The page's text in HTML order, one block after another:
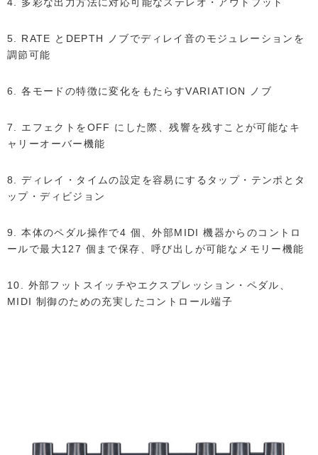
5. RATE とDEPTH ノブでディレイ音のモジュレーションを
調節可能
6. 各モードの特徴に変化をもたらすVARIATION ノブ
7. エフェクトをOFF にした際、残響を残すことが可能なキ
ャリーオーバー機能
8. ディレイ・タイムの設定を容易にするタップ・テンポとタ
ップ・ディビジョン
9. 本体のペダル操作で4 個、外部MIDI 機器からのコントロ
ールで最大127 個まで保存、呼び出しが可能なメモリー機能
10. 外部フットスイッチやエクスプレッション・ペダル、
MIDI 制御のための充実したコントロール端子